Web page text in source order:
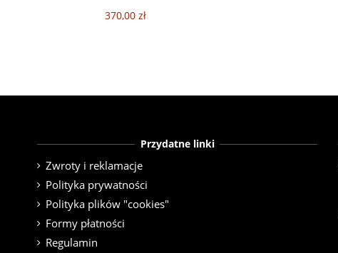
370,00 zł
Przydatne linki
Zwroty i reklamacje
Polityka prywatności
Polityka plików "cookies"
Formy płatności
Regulamin